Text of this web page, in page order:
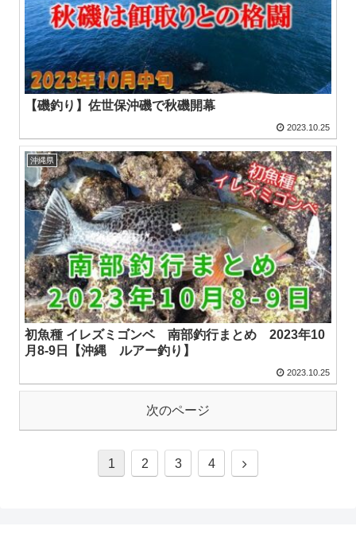
【磯釣り】佐世保沖磯で秋磯開幕
2023.10.25
沖縄県
初魚種 イレズミゴンベ 南部釣行まとめ 2023年10
月8-9日【沖縄 ルアー釣り】
2023.10.25
次のページ
1 2 3 4